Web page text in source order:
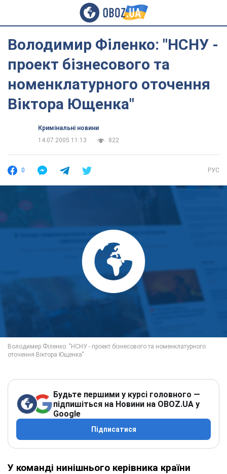
Володимир Філенко: "НСНУ -
проект бізнесового та
номенклатурного оточення
Віктора Ющенка"
Кримінальні новини
14.07.2005 11:13
822
0 РУС
Будьте першими у курсі головного —
підпишіться на Новини на OBOZ.UA у
Google
Підписатися
У команді нинішнього керівника країни